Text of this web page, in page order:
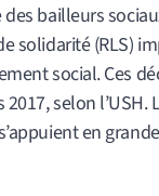
bailleurs
solidarité (RLS)
social. Ces
selon
en